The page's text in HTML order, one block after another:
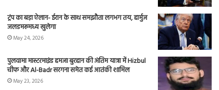
ट्रंप का बड़ा ऐलान- ईरान के साथ समझौता लगभग तय, हार्मुज
जलडमरूमध्य खुलेगा
May 24, 2026
पुलवामा मास्टरमाइंड हमजा बुरहान की अंतिम यात्रा में Hizbul
चीफ और Al-Badr सरगना समेत कई आतंकी शामिल
May 23, 2026